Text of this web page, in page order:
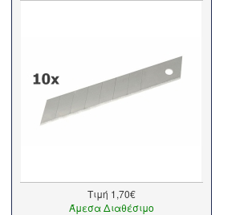
Τιμή 1,70€
Άμεσα Διαθέσιμο